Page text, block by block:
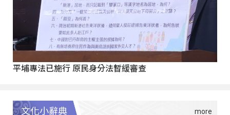
平埔專法已施行 原民身分法暫緩審查
文化小辭典